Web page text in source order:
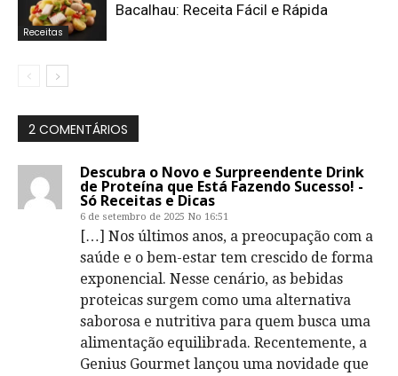
Receitas
Bacalhau: Receita Fácil e Rápida
2 COMENTÁRIOS
Descubra o Novo e Surpreendente Drink
de Proteína que Está Fazendo Sucesso! -
Só Receitas e Dicas
6 de setembro de 2025 No 16:51
[…] Nos últimos anos, a preocupação com a
saúde e o bem-estar tem crescido de forma
exponencial. Nesse cenário, as bebidas
proteicas surgem como uma alternativa
saborosa e nutritiva para quem busca uma
alimentação equilibrada. Recentemente, a
Genius Gourmet lançou uma novidade que